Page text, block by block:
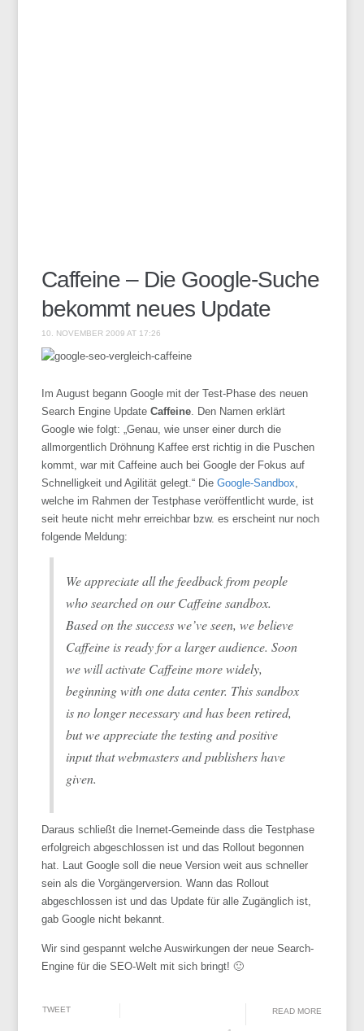
Caffeine – Die Google-Suche
bekommt neues Update
10. NOVEMBER 2009 AT 17:26
Im August begann Google mit der Test-Phase des neuen
Search Engine UpdateCaffeine. Den Namen erklärt
Google wie folgt: „Genau, wie unser einer durch die
allmorgentlich Dröhnung Kaffee erst richtig in die Puschen
kommt, war mit Caffeine auch bei Google der Fokus auf
Schnelligkeit und Agilität gelegt.“ DieGoogle-Sandbox,
welche im Rahmen der Testphase veröffentlicht wurde, ist
seit heute nicht mehr erreichbar bzw. es erscheint nur noch
folgende Meldung:
We appreciate all the feedback from people
who searched on our Caffeine sandbox.
Based on the success we’ve seen, we believe
Caffeine is ready for a larger audience. Soon
we will activate Caffeine more widely,
beginning with one data center. This sandbox
is no longer necessary and has been retired,
but we appreciate the testing and positive
input that webmasters and publishers have
given.
Daraus schließt die Inernet-Gemeinde dass die Testphase
erfolgreich abgeschlossen ist und das Rollout begonnen
hat. Laut Google soll die neue Version weit aus schneller
sein als die Vorgängerversion. Wann das Rollout
abgeschlossen ist und das Update für alle Zugänglich ist,
gab Google nicht bekannt.
Wir sind gespannt welche Auswirkungen der neue Search-
Engine für die SEO-Welt mit sich bringt! 🙂
TWEET READ MORE